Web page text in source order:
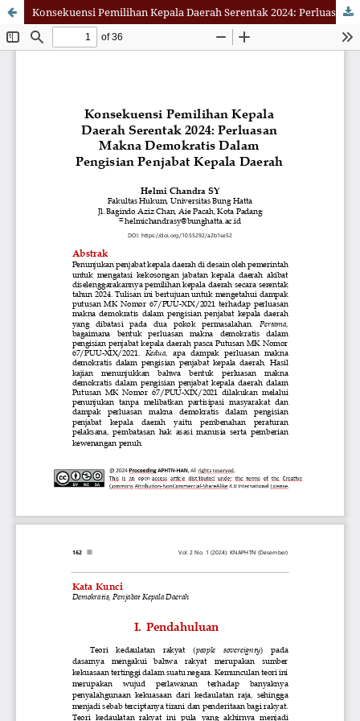
Konsekuensi Pemilihan Kepala Daerah Serentak 2024: Perluasan Makna Demokratis Dalam Pengisian Penjabat Kepala Daerah